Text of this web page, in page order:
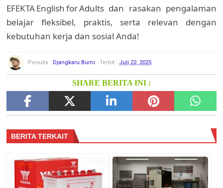
EFEKTA English for Adults dan rasakan pengalaman
belajar fleksibel, praktis, serta relevan dengan
kebutuhan kerja dan sosial Anda!
Penulis : Djangkaru Bumi Terbit : Juli 22, 2025
SHARE BERITA INI :
BERITA TERKAIT